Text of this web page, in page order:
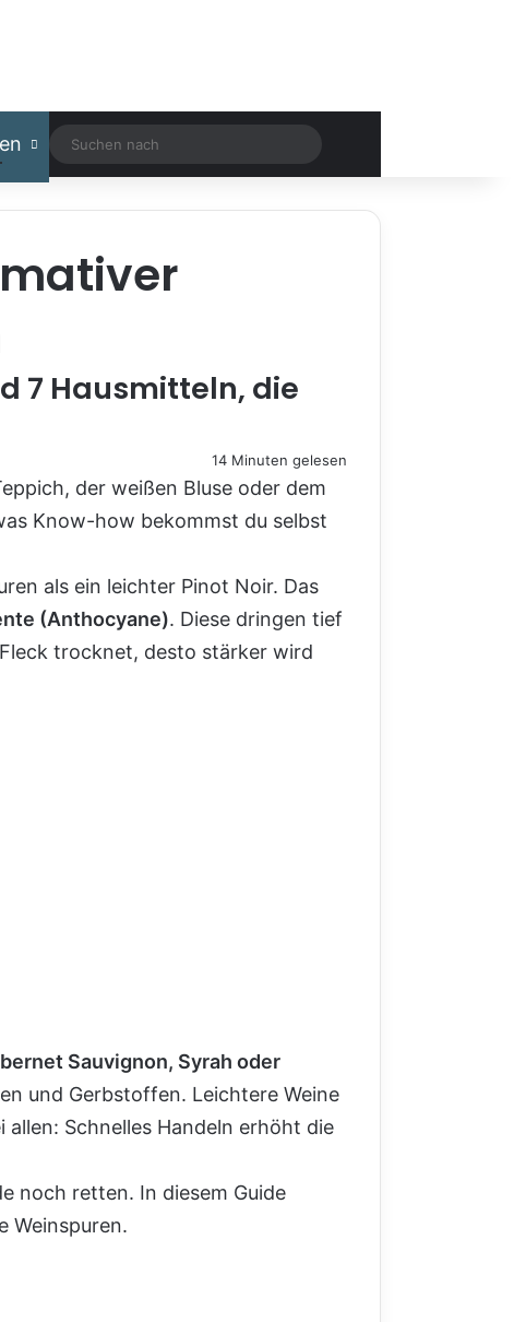
nach
7 Hausmitteln, die
14 Minuten gelesen
der weißen Bluse oder dem
Know-how bekommst du selbst
als ein leichter Pinot Noir. Das
(Anthocyane). Diese dringen tief
trocknet, desto stärker wird
Sauvignon, Syrah oder
und Gerbstoffen. Leichtere Weine
Schnelles Handeln erhöht die
noch retten. In diesem Guide
Weinspuren.